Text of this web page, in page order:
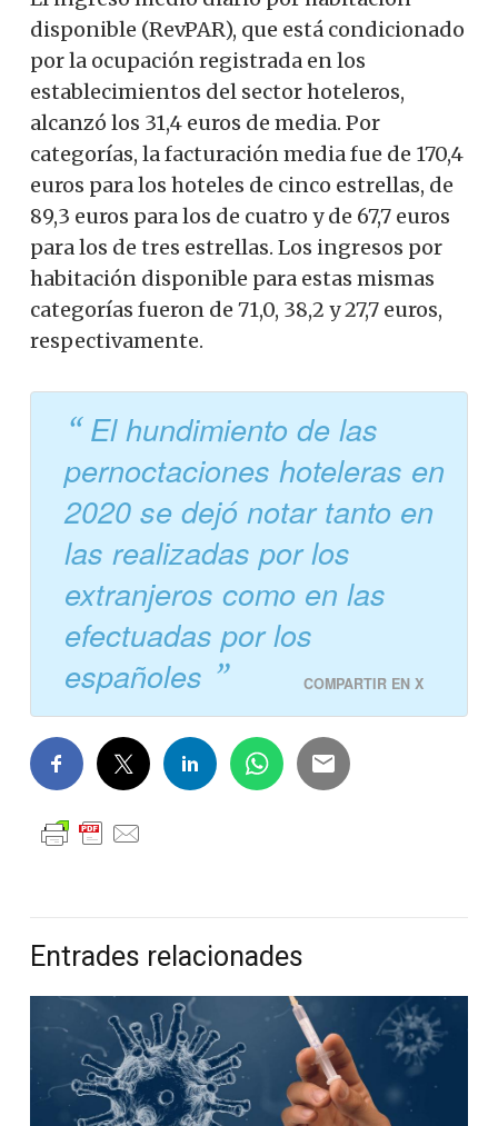
disponible (RevPAR), que está condicionado
por la ocupación registrada en los
establecimientos del sector hoteleros,
alcanzó los 31,4 euros de media. Por
categorías, la facturación media fue de 170,4
euros para los hoteles de cinco estrellas, de
89,3 euros para los de cuatro y de 67,7 euros
para los de tres estrellas. Los ingresos por
habitación disponible para estas mismas
categorías fueron de 71,0, 38,2 y 27,7 euros,
respectivamente.
El hundimiento de las
pernoctaciones hoteleras en
2020 se dejó notar tanto en
las realizadas por los
extranjeros como en las
efectuadas por los
españoles
COMPARTIR EN X
Entrades relacionades